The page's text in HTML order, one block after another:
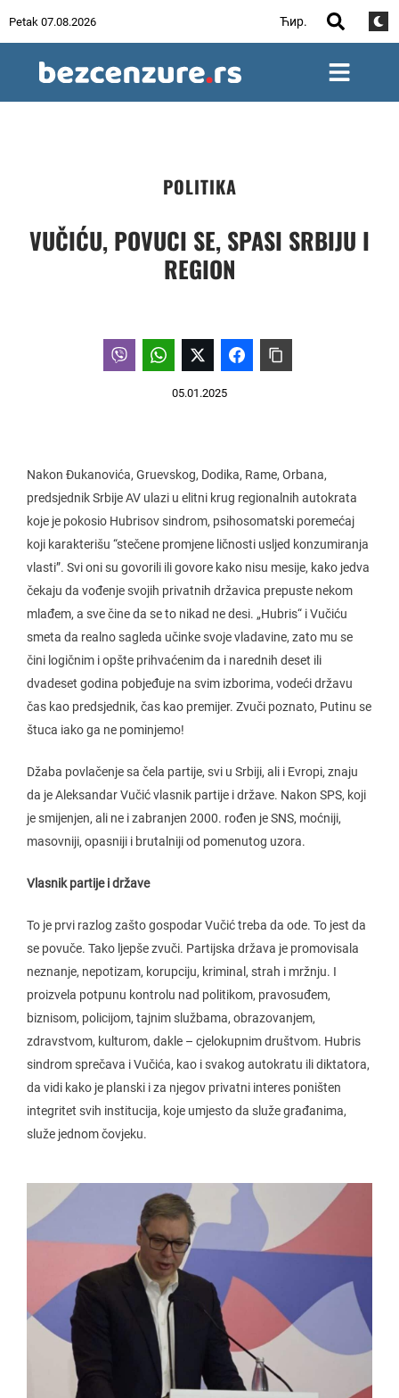
Petak 07.08.2026 Ћир.
POLITIKA
VUČIĆU, POVUCI SE, SPASI SRBIJU I
REGION
05.01.2025
Nakon Đukanovića, Gruevskog, Dodika, Rame, Orbana,
predsjednik Srbije AV ulazi u elitni krug regionalnih autokrata
koje je pokosio Hubrisov sindrom, psihosomatski poremećaj
koji karakterišu “stečene promjene ličnosti usljed konzumiranja
vlasti”. Svi oni su govorili ili govore kako nisu mesije, kako jedva
čekaju da vođenje svojih privatnih državica prepuste nekom
mlađem, a sve čine da se to nikad ne desi. „Hubris“ i Vučiću
smeta da realno sagleda učinke svoje vladavine, zato mu se
čini logičnim i opšte prihvaćenim da i narednih deset ili
dvadeset godina pobjeđuje na svim izborima, vodeći državu
čas kao predsjednik, čas kao premijer. Zvuči poznato, Putinu se
štuca iako ga ne pominjemo!
Džaba povlačenje sa čela partije, svi u Srbiji, ali i Evropi, znaju
da je Aleksandar Vučić vlasnik partije i države. Nakon SPS, koji
je smijenjen, ali ne i zabranjen 2000. rođen je SNS, moćniji,
masovniji, opasniji i brutalniji od pomenutog uzora.
Vlasnik partije i države
To je prvi razlog zašto gospodar Vučić treba da ode. To jest da
se povuče. Tako ljepše zvuči. Partijska država je promovisala
neznanje, nepotizam, korupciju, kriminal, strah i mržnju. I
proizvela potpunu kontrolu nad politikom, pravosuđem,
biznisom, policijom, tajnim službama, obrazovanjem,
zdravstvom, kulturom, dakle – cjelokupnim društvom. Hubris
sindrom sprečava i Vučića, kao i svakog autokratu ili diktatora,
da vidi kako je planski i za njegov privatni interes poništen
integritet svih institucija, koje umjesto da služe građanima,
služe jednom čovjeku.